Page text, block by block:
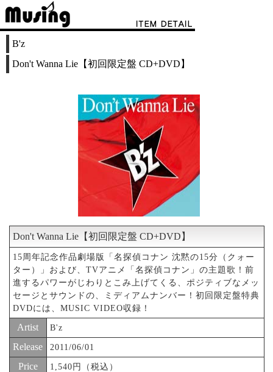
B'z
Don't Wanna Lie【初回限定盤 CD+DVD】
Don't Wanna Lie【初回限定盤 CD+DVD】
15周年記念作品劇場版「名探偵コナン 沈黙の15分（クォー
ター）」および、TVアニメ「名探偵コナン」の主題歌！前
進するパワーがじわりとこみ上げてくる、ポジティブなメッ
セージとサウンドの、ミディアムナンバー！初回限定盤特典
DVDには、MUSIC VIDEO収録！
Artist B'z
Release 2011/06/01
Price 1,540円（税込）